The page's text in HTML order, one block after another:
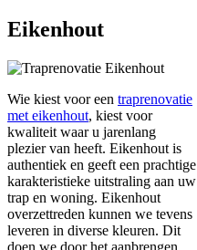
Eikenhout
Wie kiest voor een traprenovatie
met eikenhout, kiest voor
kwaliteit waar u jarenlang
plezier van heeft. Eikenhout is
authentiek en geeft een prachtige
karakteristieke uitstraling aan uw
trap en woning. Eikenhout
overzettreden kunnen we tevens
leveren in diverse kleuren. Dit